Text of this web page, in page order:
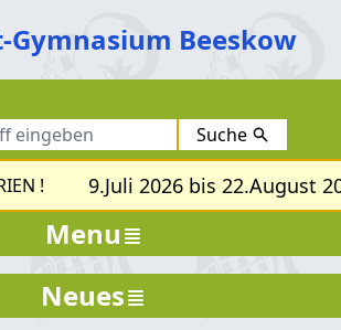
Gymnasium Beeskow
Suche
! 9.Juli 2026 bis 22.August
Menu
Neues